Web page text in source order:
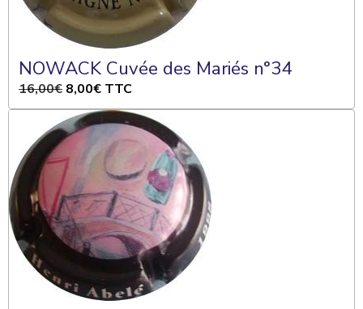
NOWACK Cuvée des Mariés n°34
16,00€ 8,00€ TTC